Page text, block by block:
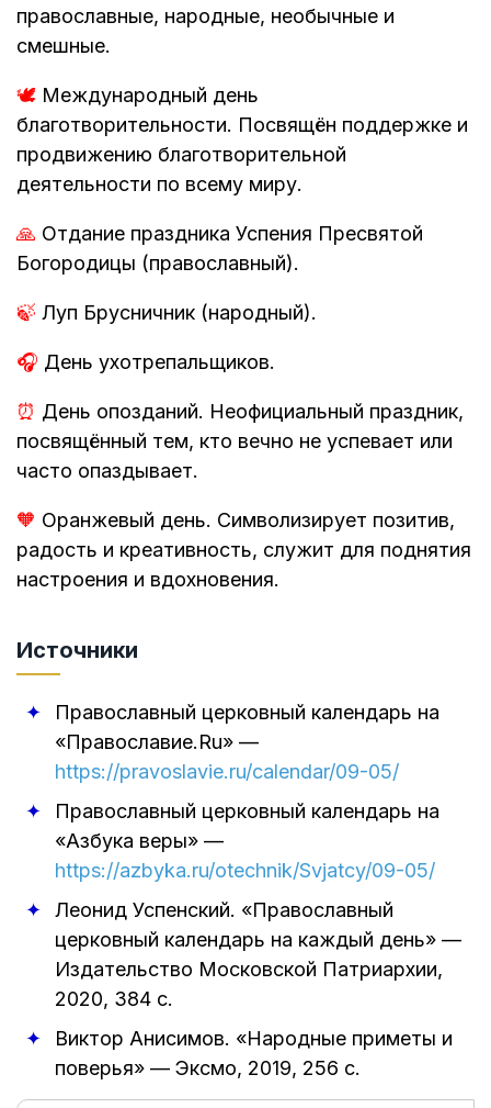
православные, народные, необычные и
смешные.
🕊️ Международный день
благотворительности. Посвящён поддержке и
продвижению благотворительной
деятельности по всему миру.
🙏 Отдание праздника Успения Пресвятой
Богородицы (православный).
🍃 Луп Брусничник (народный).
🎧 День ухотрепальщиков.
⏰ День опозданий. Неофициальный праздник,
посвящённый тем, кто вечно не успевает или
часто опаздывает.
🧡 Оранжевый день. Символизирует позитив,
радость и креативность, служит для поднятия
настроения и вдохновения.
Источники
Православный церковный календарь на
«Православие.Ru» —
https://pravoslavie.ru/calendar/09-05/
Православный церковный календарь на
«Азбука веры» —
https://azbyka.ru/otechnik/Svjatcy/09-05/
Леонид Успенский. «Православный
церковный календарь на каждый день» —
Издательство Московской Патриархии,
2020, 384 с.
Виктор Анисимов. «Народные приметы и
поверья» — Эксмо, 2019, 256 с.